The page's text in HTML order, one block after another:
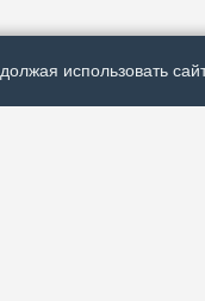
использовать